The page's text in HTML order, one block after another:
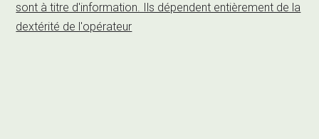
sont à titre d'information. Ils dépendent entièrement de la
dextérité de l'opérateur